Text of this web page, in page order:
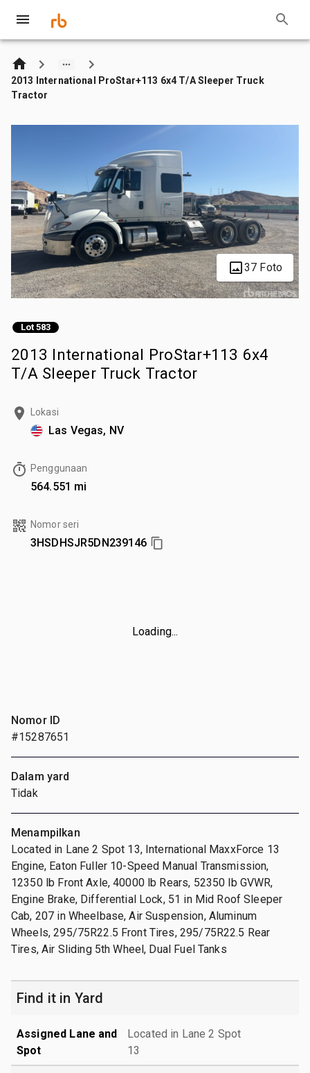
2013 International ProStar+113 6x4 T/A Sleeper Truck
Tractor
37 Foto
Lot 583
2013 International ProStar+113 6x4
T/A Sleeper Truck Tractor
Lokasi
Las Vegas, NV
Penggunaan
564.551 mi
Nomor seri
3HSDHSJR5DN239146
Loading...
Nomor ID
#15287651
Dalam yard
Tidak
Menampilkan
Located in Lane 2 Spot 13, International MaxxForce 13
Engine, Eaton Fuller 10-Speed Manual Transmission,
12350 lb Front Axle, 40000 lb Rears, 52350 lb GVWR,
Engine Brake, Differential Lock, 51 in Mid Roof Sleeper
Cab, 207 in Wheelbase, Air Suspension, Aluminum
Wheels, 295/75R22.5 Front Tires, 295/75R22.5 Rear
Tires, Air Sliding 5th Wheel, Dual Fuel Tanks
Find it in Yard
Assigned Lane and
Spot
Located in Lane 2 Spot
13